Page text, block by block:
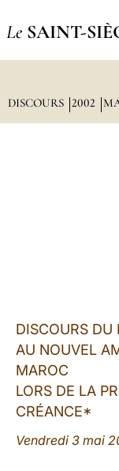
Le SAINT-
DISCOURS 2002
DISCOURS DU
AU NOUVEL
MAROC
LORS DE LA
CRÉANCE*
Vendredi 3 mai